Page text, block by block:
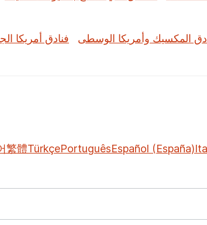
المكسيك وأمريكا الوسطى فنادق أمريكا
Español (España)
Português
Türkçe
繁體